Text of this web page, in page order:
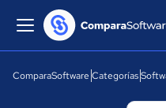
ComparaSoftware Categorías